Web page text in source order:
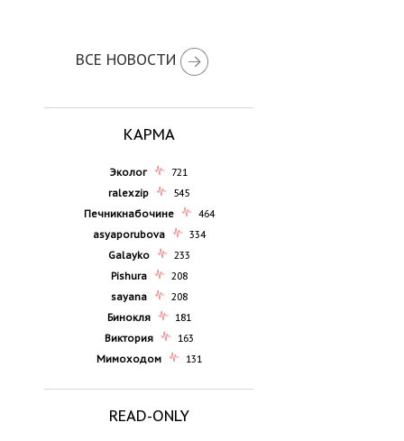
ВСЕ НОВОСТИ
КАРМА
Эколог
721
ralexzip
545
Печникнабочине
464
asyaporubova
334
Galayko
233
Pishura
208
sayana
208
Бинокля
181
Виктория
163
Мимоходом
131
READ-ONLY